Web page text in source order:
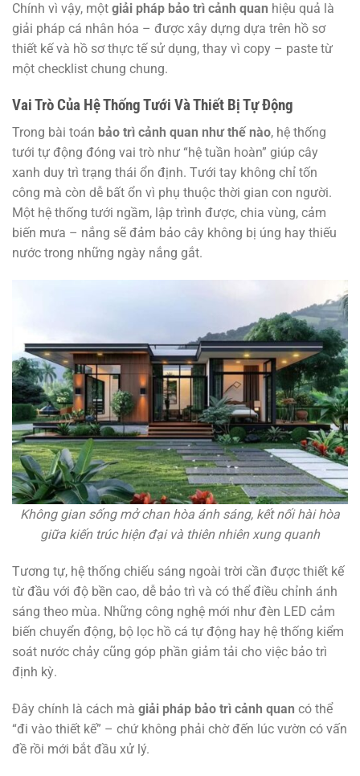
Chính vì vậy, một giải pháp bảo trì cảnh quan hiệu quả là
giải pháp cá nhân hóa – được xây dựng dựa trên hồ sơ
thiết kế và hồ sơ thực tế sử dụng, thay vì copy – paste từ
một checklist chung chung.
Vai Trò Của Hệ Thống Tưới Và Thiết Bị Tự Động
Trong bài toán bảo trì cảnh quan như thế nào, hệ thống
tưới tự động đóng vai trò như “hệ tuần hoàn” giúp cây
xanh duy trì trạng thái ổn định. Tưới tay không chỉ tốn
công mà còn dễ bất ổn vì phụ thuộc thời gian con người.
Một hệ thống tưới ngầm, lập trình được, chia vùng, cảm
biến mưa – nắng sẽ đảm bảo cây không bị úng hay thiếu
nước trong những ngày nắng gắt.
Không gian sống mở chan hòa ánh sáng, kết nối hài hòa
giữa kiến trúc hiện đại và thiên nhiên xung quanh
Tương tự, hệ thống chiếu sáng ngoài trời cần được thiết kế
từ đầu với độ bền cao, dễ bảo trì và có thể điều chỉnh ánh
sáng theo mùa. Những công nghệ mới như đèn LED cảm
biến chuyển động, bộ lọc hồ cá tự động hay hệ thống kiểm
soát nước chảy cũng góp phần giảm tải cho việc bảo trì
định kỳ.
Đây chính là cách mà giải pháp bảo trì cảnh quan có thể
“đi vào thiết kế” – chứ không phải chờ đến lúc vườn có vấn
đề rồi mới bắt đầu xử lý.